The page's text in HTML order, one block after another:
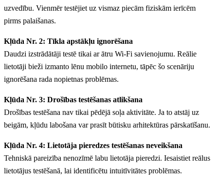
uzvedību. Vienmēr testējiet uz vismaz piecām fiziskām ierīcēm
pirms palaišanas.
Kļūda Nr. 2: Tīkla apstākļu ignorēšana
Daudzi izstrādātāji testē tikai ar ātru Wi-Fi savienojumu. Reālie
lietotāji bieži izmanto lēnu mobilo internetu, tāpēc šo scenāriju
ignorēšana rada nopietnas problēmas.
Kļūda Nr. 3: Drošības testēšanas atlikšana
Drošības testēšana nav tikai pēdējā soļa aktivitāte. Ja to atstāj uz
beigām, kļūdu labošana var prasīt būtisku arhitektūras pārskatīšanu.
Kļūda Nr. 4: Lietotāja pieredzes testēšanas neveikšana
Tehniskā pareizība nenozīmē labu lietotāja pieredzi. Iesaistiet reālus
lietotājus testēšanā, lai identificētu intuitīvitātes problēmas.